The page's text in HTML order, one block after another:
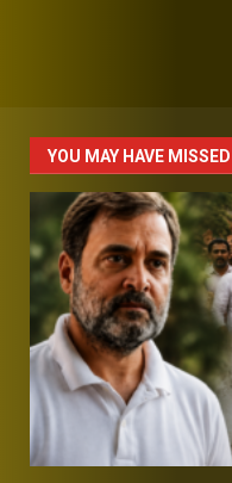
YOU MAY HAVE MISSED